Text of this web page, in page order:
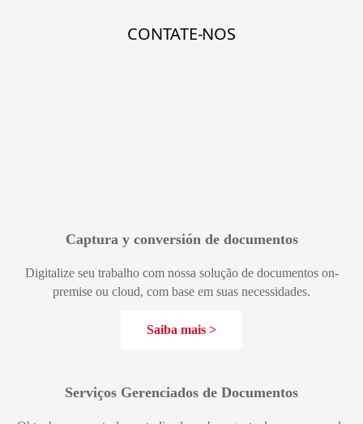
Captura y conversión de documentos
Digitalize seu trabalho com nossa solução de documentos on-
premise ou cloud, com base em suas necessidades.
Saiba mais
Serviços Gerenciados de Documentos